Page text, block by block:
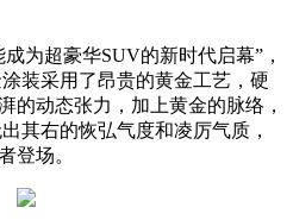
为超豪华SUV的新时代启幕”，
装采用了昂贵的黄金工艺，硬
的动态张力，加上黄金的脉络，
其右的恢弘气度和凌厉气质，
登场。